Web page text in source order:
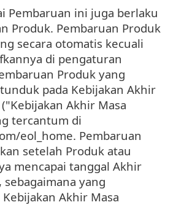
Pembaruan ini juga berlaku
Produk. Pembaruan Produk
secara otomatis kecuali
di pengaturan
Produk yang
pada Kebijakan Akhir
Akhir Masa
tercantum di
eol_home. Pembaruan
setelah Produk atau
mencapai tanggal Akhir
yang
Akhir Masa